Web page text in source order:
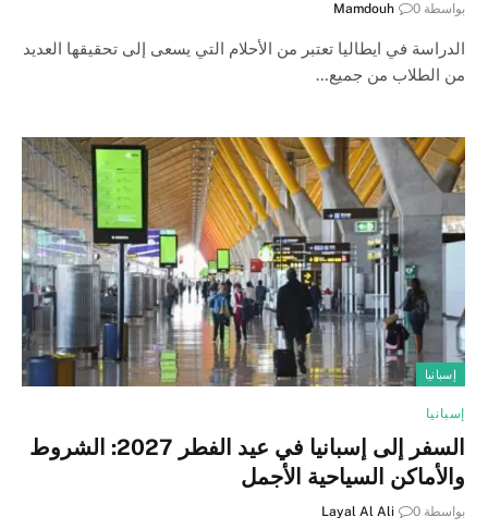
بواسطة Mamdouh 0
الدراسة في ايطاليا تعتبر من الأحلام التي يسعى إلى تحقيقها العديد
من الطلاب من جميع…
إسبانيا
إسبانيا
السفر إلى إسبانيا في عيد الفطر 2027: الشروط
والأماكن السياحية الأجمل
بواسطة Layal Al Ali 0